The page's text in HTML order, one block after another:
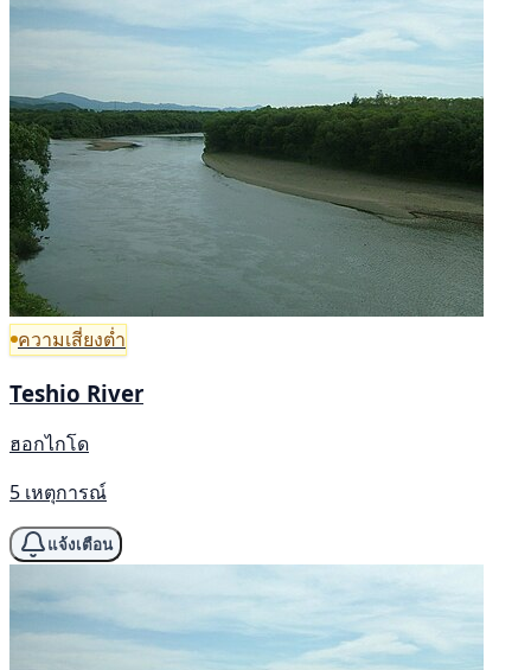
ความเสี่ยงต่ำ
Teshio River
ฮอกไกโด
5 เหตุการณ์
แจ้งเตือน